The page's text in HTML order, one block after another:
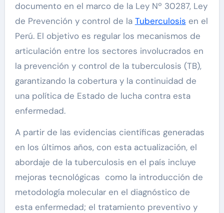
documento en el marco de la Ley Nº 30287, Ley
de Prevención y control de la Tuberculosis en el
Perú. El objetivo es regular los mecanismos de
articulación entre los sectores involucrados en
la prevención y control de la tuberculosis (TB),
garantizando la cobertura y la continuidad de
una política de Estado de lucha contra esta
enfermedad.
A partir de las evidencias científicas generadas
en los últimos años, con esta actualización, el
abordaje de la tuberculosis en el país incluye
mejoras tecnológicas como la introducción de
metodología molecular en el diagnóstico de
esta enfermedad; el tratamiento preventivo y